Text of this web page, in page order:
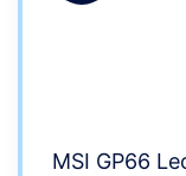
MSI GP66